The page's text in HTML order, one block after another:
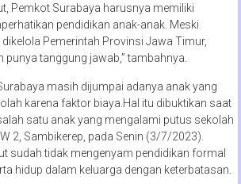
Pemkot Surabaya harusnya memiliki
pendidikan anak-anak. Meski
Pemerintah Provinsi Jawa Timur,
tanggung jawab,” tambahnya.
masih dijumpai adanya anak yang
karena faktor biaya.Hal itu dibuktikan saat
satu anak yang mengalami putus sekolah
2, Sambikerep, pada Senin (3/7/2023).
sudah tidak mengenyam pendidikan formal
hidup dalam keluarga dengan keterbatasan.